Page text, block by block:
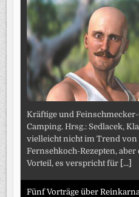
Kräftige und
Camping. Hrsg.: Sedlacek,
vielleicht nicht im Trend
Fernsehkoch-Rezepten,
Vorteil, es verspricht für [...]
Fünf Vorträge über